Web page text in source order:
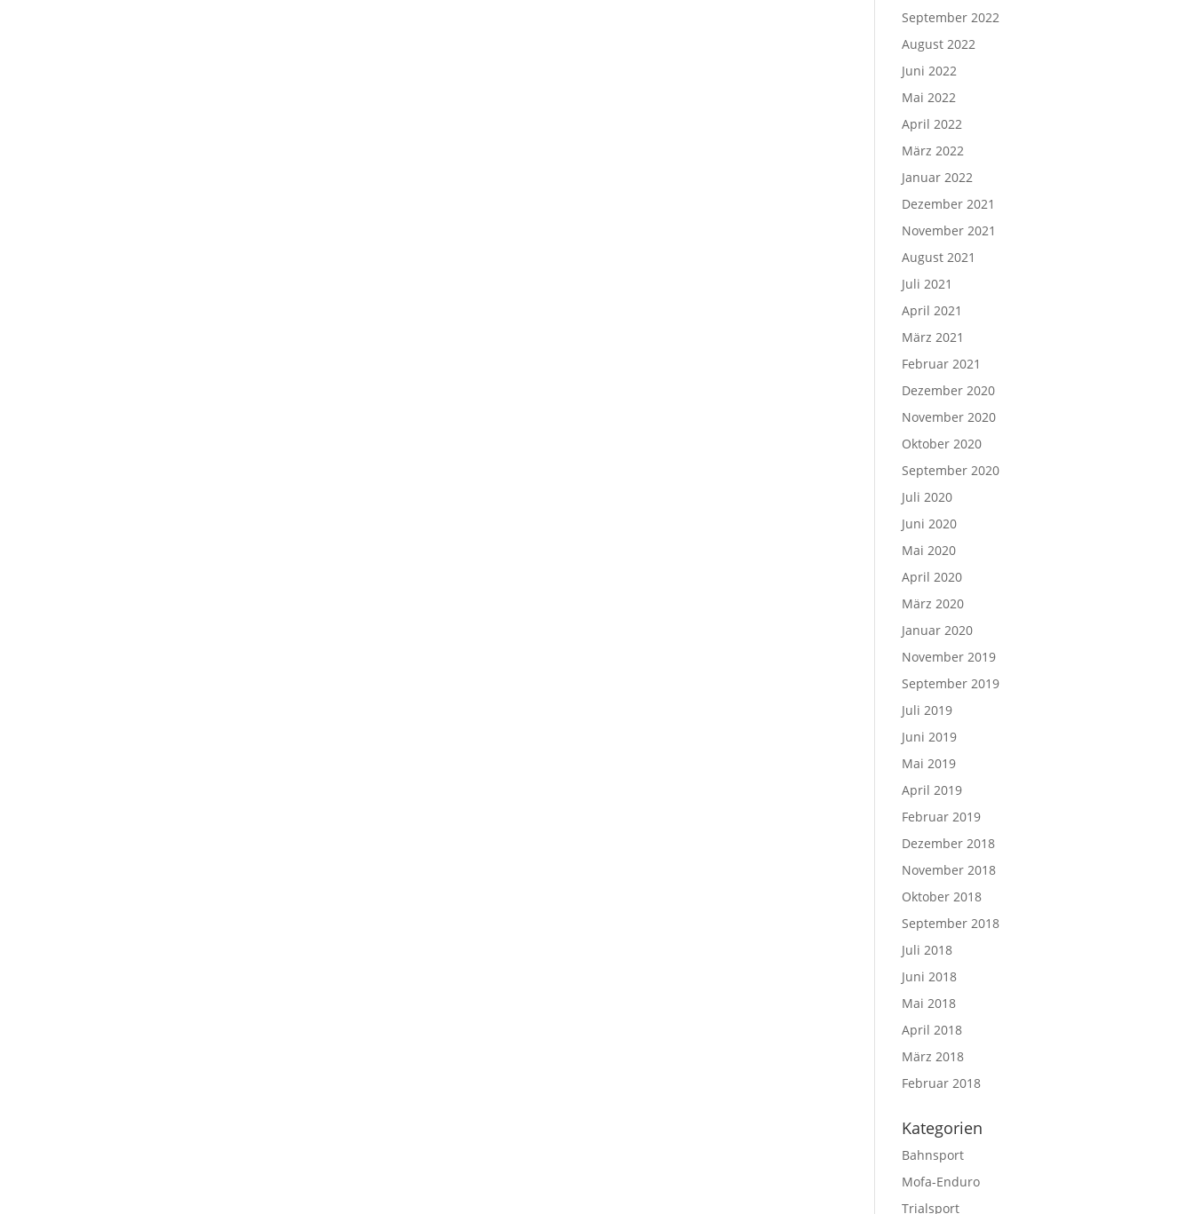
September 2022
August 2022
Juni 2022
Mai 2022
April 2022
März 2022
Januar 2022
Dezember 2021
November 2021
August 2021
Juli 2021
April 2021
März 2021
Februar 2021
Dezember 2020
November 2020
Oktober 2020
September 2020
Juli 2020
Juni 2020
Mai 2020
April 2020
März 2020
Januar 2020
November 2019
September 2019
Juli 2019
Juni 2019
Mai 2019
April 2019
Februar 2019
Dezember 2018
November 2018
Oktober 2018
September 2018
Juli 2018
Juni 2018
Mai 2018
April 2018
März 2018
Februar 2018
Kategorien
Bahnsport
Mofa-Enduro
Trialsport